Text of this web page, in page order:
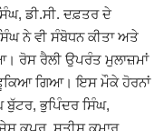
ਡੀ.ਸੀ. ਦਫ਼ਤਰ ਦੇ
ਨੇ ਵੀ ਸੰਬੋਧਨ ਕੀਤਾ ਅਤੇ
ਰੋਸ ਰੈਲੀ ਉਪਰੰਤ ਮੁਲਾਜ਼ਮਾਂ
ਫੂਕਿਆ ਗਿਆ। ਇਸ ਮੌਕੇ ਹੋਰਨਾਂ
ਬੁੱਟਰ, ਭੁਪਿੰਦਰ ਸਿੰਘ,
ਕਪੂਰ, ਸਤੀਸ਼ ਕੁਮਾਰ,